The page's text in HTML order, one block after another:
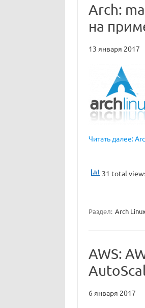
Arch:
на
13 января 2017
Читать далее:
31 total
Раздел: Arch Linux
AWS:
6 января 2017